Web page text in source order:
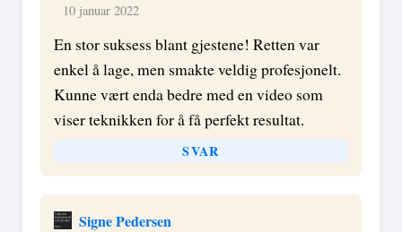
10 januar 2022
En stor suksess blant gjestene! Retten var
enkel å lage, men smakte veldig profesjonelt.
Kunne vært enda bedre med en video som
viser teknikken for å få perfekt resultat.
SVAR
Signe Pedersen